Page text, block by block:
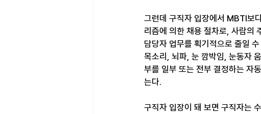
그런데 구직자 입장에서 MBTI보
리즘에 의한 채용 절차로, 사람의
담당자 업무를 획기적으로 줄일
목소리, 뇌파, 눈 깜박임, 눈동자
부를 일부 또는 전부 결정하는 자
는다.
구직자 입장이 돼 보면 구직자는